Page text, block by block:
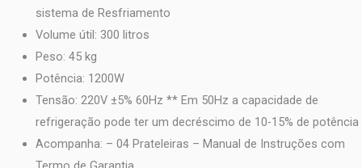
sistema de Resfriamento
Volume útil: 300 litros
Peso: 45 kg
Potência: 1200W
Tensão: 220V ±5% 60Hz ** Em 50Hz a capacidade de
refrigeração pode ter um decréscimo de 10-15% de potência
Acompanha: – 04 Prateleiras – Manual de Instruções com